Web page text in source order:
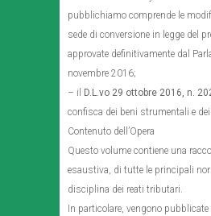
pubblichiamo comprende le
sede di conversione in legge del
approvate definitivamente dal
novembre 2016;
– il
D.L.vo 29 ottobre 2016, n.
confisca dei beni strumentali e
Contenuto dell’Opera
Questo volume contiene una
esaustiva, di tutte le principali
disciplina dei reati tributari.
In particolare, vengono